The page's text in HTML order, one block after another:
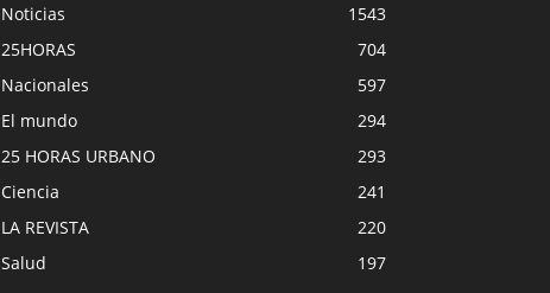
Noticias
1543
25HORAS
704
Nacionales
597
El mundo
294
25 HORAS URBANO
293
Ciencia
241
LA REVISTA
220
Salud
197